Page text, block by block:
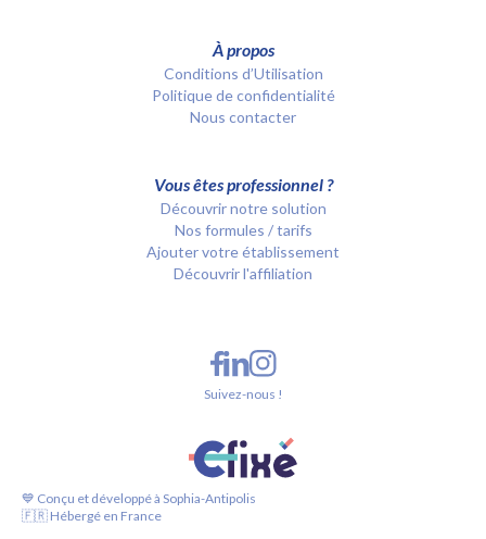
À propos
Conditions d’Utilisation
Politique de confidentialité
Nous contacter
Vous êtes professionnel ?
Découvrir notre solution
Nos formules / tarifs
Ajouter votre établissement
Découvrir l'affiliation
💙 Conçu et développé à Sophia-Antipolis
🇫🇷 Hébergé en France
Suivez-nous !